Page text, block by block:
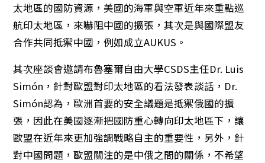
太地區的國防資源，美國的海軍與空軍近年來重點巡
航印太地區，來嚇阻中國的擴張，其次是與國際盟友
合作共同抵禦中國，例如成立AUKUS。
其次座談會邀請布魯塞爾自由大學CSDS主任Dr. Luis
Simón，針對歐盟對印太地區的看法發表談話，Dr.
Simón認為，歐洲首要的安全議題是抵禦俄國的擴
張，因此在美國逐漸把國防重心轉向印太地區下，讓
歐盟在近年來更加強調戰略自主的重要性，另外，針
對中國問題，歐盟關注的是中俄之間的關係，不希望